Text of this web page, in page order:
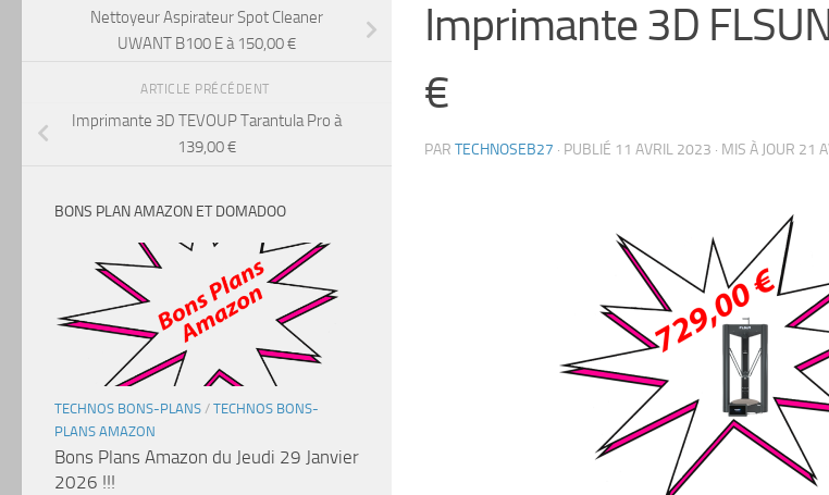
Imprimante 3D
€
PAR TECHNOSEB27 · PUBLIÉ 11 AVRIL 2023 · MIS À JOUR 21
Nettoyeur Aspirateur Spot Cleaner
UWANT B100 E à 150,00 €
ARTICLE PRÉCÉDENT
Imprimante 3D TEVOUP Tarantula Pro à
139,00 €
BONS PLAN AMAZON ET DOMADOO
TECHNOS BONS-PLANS / TECHNOS BONS-
PLANS AMAZON
Bons Plans Amazon du Jeudi 29 Janvier
2026 !!!